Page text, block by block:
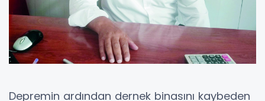
Depremin ardından dernek binasını kaybeden